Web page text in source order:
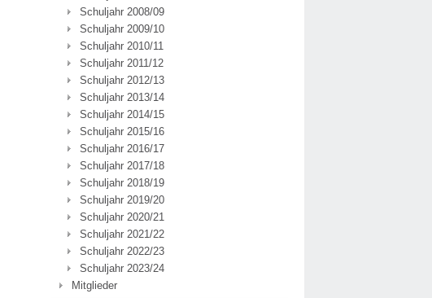
Schuljahr 2008/09
Schuljahr 2009/10
Schuljahr 2010/11
Schuljahr 2011/12
Schuljahr 2012/13
Schuljahr 2013/14
Schuljahr 2014/15
Schuljahr 2015/16
Schuljahr 2016/17
Schuljahr 2017/18
Schuljahr 2018/19
Schuljahr 2019/20
Schuljahr 2020/21
Schuljahr 2021/22
Schuljahr 2022/23
Schuljahr 2023/24
Mitglieder